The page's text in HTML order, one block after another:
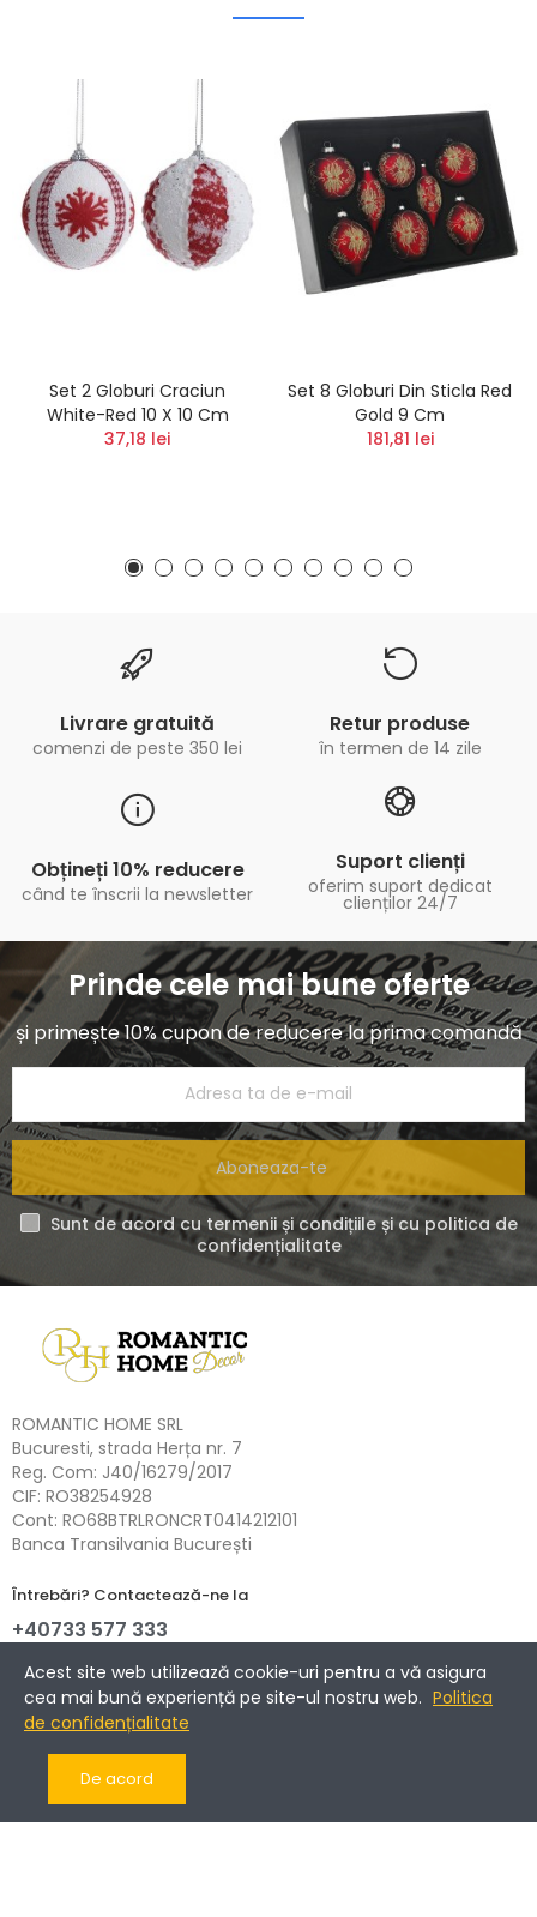
Set 2 Globuri Craciun
White-Red 10 X 10 Cm
37,18 lei
Set 8 Globuri Din Sticla Red
Gold 9 Cm
181,81 lei
Livrare gratuită
comenzi de peste 350 lei
Retur produse
în termen de 14 zile
Obțineți 10% reducere
când te înscrii la newsletter
Suport clienți
oferim suport dedicat
clienților 24/7
Prinde cele mai bune oferte
și primește 10% cupon de reducere la prima comandă
Aboneaza-te
Sunt de acord cu termenii și condițiile și cu politica de
confidențialitate
ROMANTIC HOME SRL
Bucuresti, strada Herța nr. 7
Reg. Com: J40/16279/2017
CIF: RO38254928
Cont: RO68BTRLRONCRT0414212101
Banca Transilvania București
Întrebări? Contactează-ne la
+40733 577 333
NETOPIA Payments - 3D-Secure.
Companie
Acest site web utilizează cookie-uri pentru a vă asigura
cea mai bună experiență pe site-ul nostru web. Politica
de confidențialitate
De acord